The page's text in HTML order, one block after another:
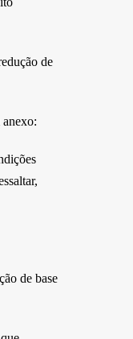
de
de base